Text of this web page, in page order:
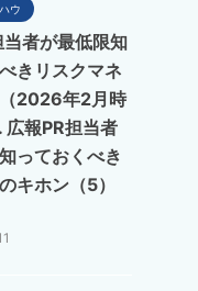
ウ
当者が最低限知
きリスクマネ
2026年2月時
広報PR担当者
っておくべき
キホン（5）